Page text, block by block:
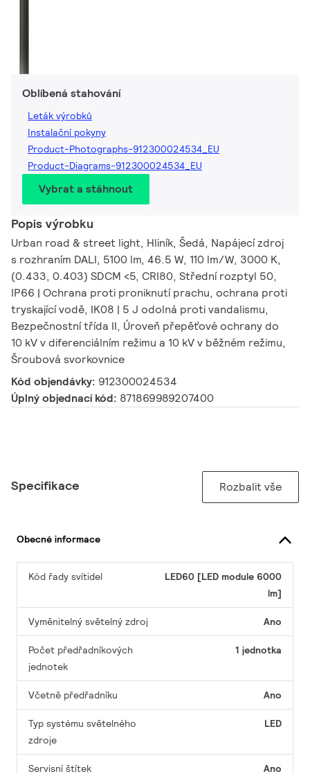
Oblíbená stahování
Leták výrobků
Instalační pokyny
Product-Photographs-912300024534_EU
Product-Diagrams-912300024534_EU
Vybrat a stáhnout
Popis výrobku
Urban road & street light, Hliník, Šedá, Napájecí zdroj
s rozhraním DALI, 5100 lm, 46.5 W, 110 lm/W, 3000 K,
(0.433, 0.403) SDCM <5, CRI80, Střední rozptyl 50,
IP66 | Ochrana proti proniknutí prachu, ochrana proti
tryskající vodě, IK08 | 5 J odolná proti vandalismu,
Bezpečnostní třída II, Úroveň přepěťové ochrany do
10 kV v diferenciálním režimu a 10 kV v běžném režimu,
Šroubová svorkovnice
Kód objendávky: 912300024534
Úplný objednací kód: 871869989207400
Specifikace Rozbalit vše
Obecné informace
Kód řady svítidel
LED60 [LED module 6000
lm]
Vyměnitelný světelný zdroj Ano
Počet předřadníkových
jednotek
1 jednotka
Včetně předřadníku Ano
Typ systému světelného
zdroje
LED
Servisní štítek Ano